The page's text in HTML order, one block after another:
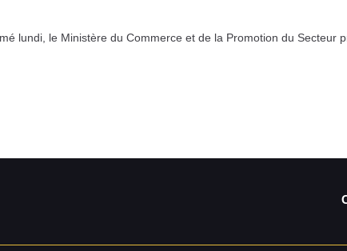
lundi, le Ministère du Commerce et de la Promotion du Secteur